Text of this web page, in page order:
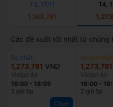
T3, 17/11
1,368,781
T4,
Các đề xuất tốt nhất từ chúng
Rẻ nhất
1,273,781 VND
Vietjet Air
16:00 - 18:05
2 giờ 5p
Chọn
Nhanh nhất
1,273,781
Vietjet Air
16:00 -
2 giờ 5p